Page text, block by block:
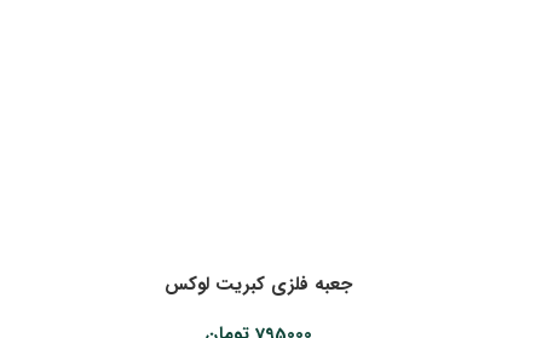
جعبه فلزی کبریت لوکس